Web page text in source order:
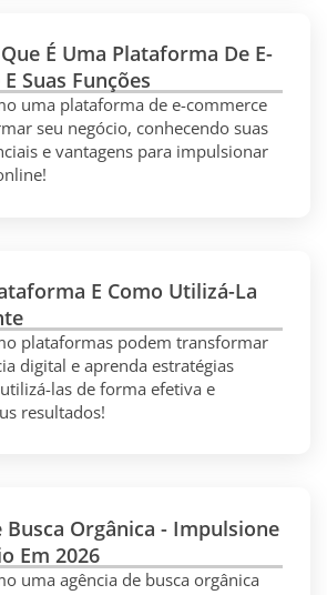
É Uma Plataforma De E-
Suas Funções
uma plataforma de e-commerce
seu negócio, conhecendo suas
e vantagens para impulsionar
E Como Utilizá-La
plataformas podem transformar
digital e aprenda estratégias
las de forma efetiva e
resultados!
Busca Orgânica - Impulsione
Em 2026
uma agência de busca orgânica